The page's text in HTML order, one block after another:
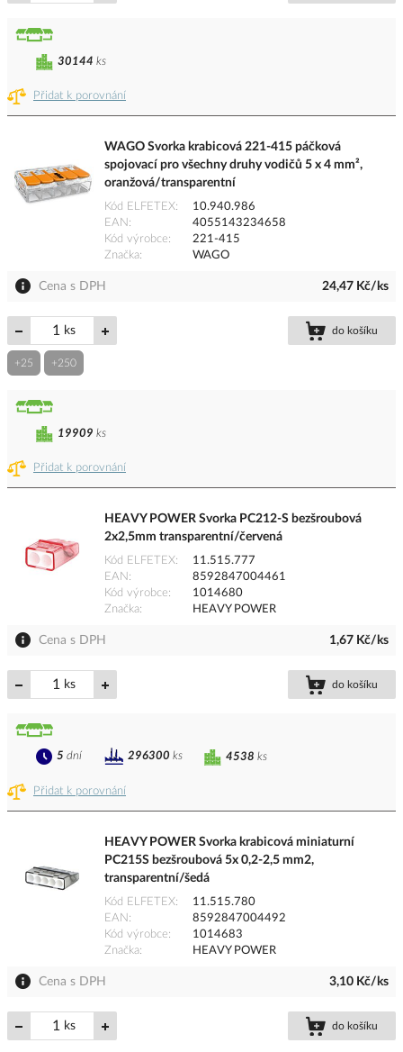
Přidat k porovnání
30144 ks
WAGO Svorka krabicová 221-415 páčková
spojovací pro všechny druhy vodičů 5 x 4 mm²,
oranžová/transparentní
Kód ELFETEX
10.940.986
EAN
4055143234658
Kód výrobce
221-415
Značka
WAGO
Cena s DPH 24,47 Kč/ks
ks do košíku
+25 +250
Přidat k porovnání
19909 ks
HEAVY POWER Svorka PC212-S bezšroubová
2x2,5mm transparentní/červená
Kód ELFETEX
11.515.777
EAN
8592847004461
Kód výrobce
1014680
Značka
HEAVY POWER
Cena s DPH 1,67 Kč/ks
ks do košíku
Přidat k porovnání
4538 ks
5 dní 296300 ks
HEAVY POWER Svorka krabicová miniaturní
PC215S bezšroubová 5x 0,2-2,5 mm2,
transparentní/šedá
Kód ELFETEX
11.515.780
EAN
8592847004492
Kód výrobce
1014683
Značka
HEAVY POWER
Cena s DPH 3,10 Kč/ks
ks do košíku